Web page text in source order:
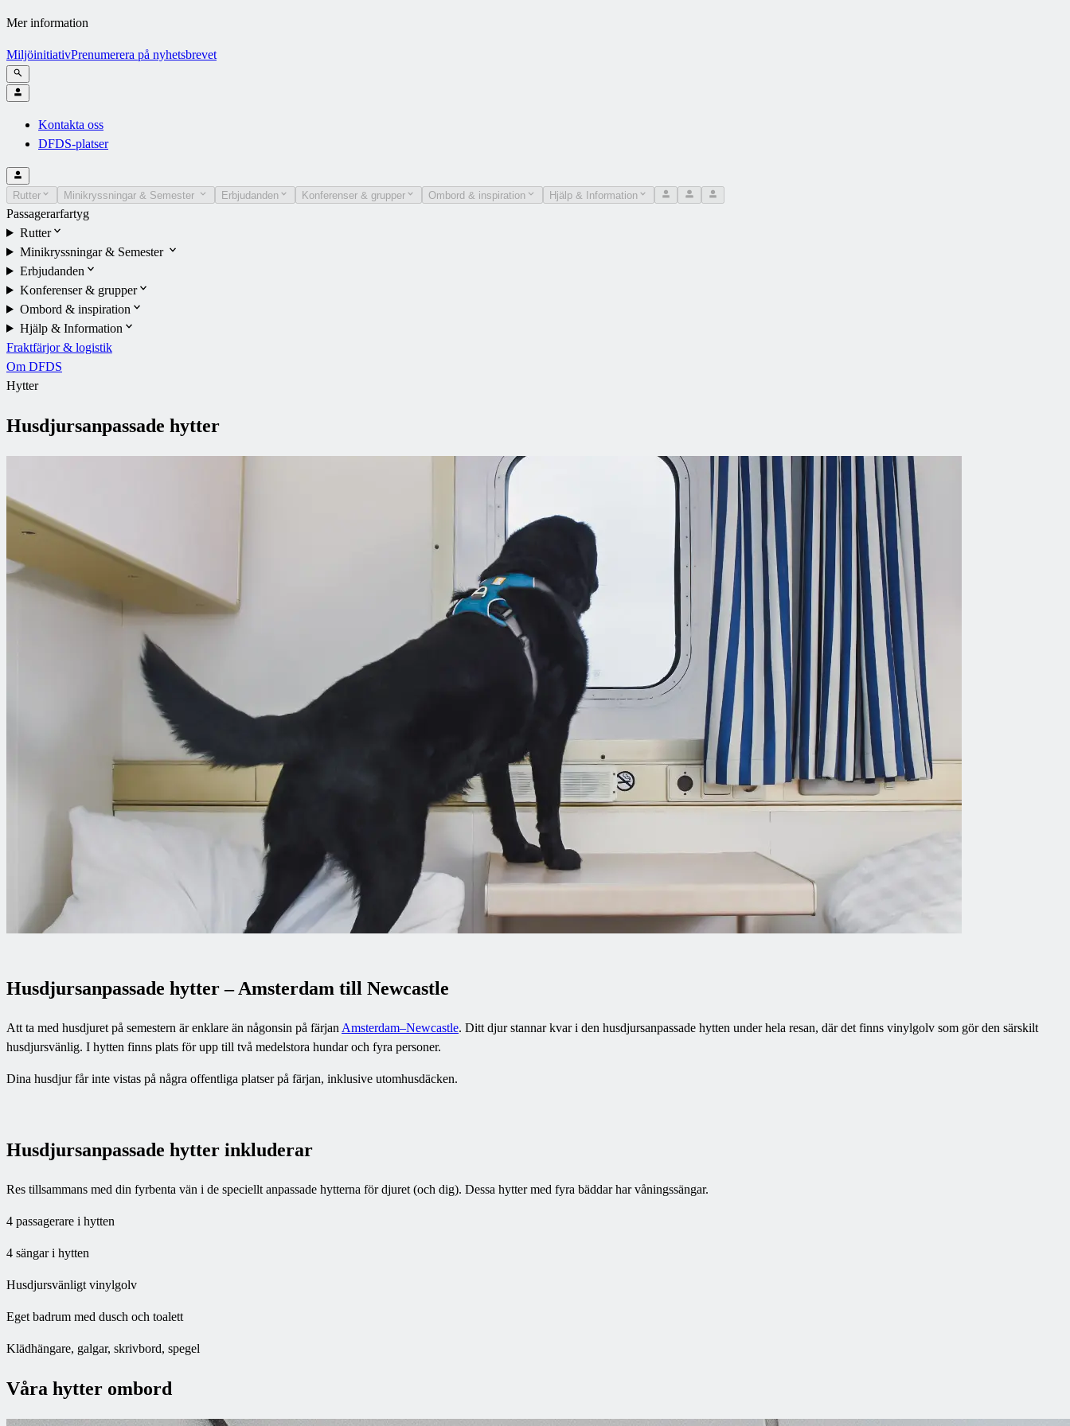
Mer information
MiljöinitiativPrenumerera på nyhetsbrevet
Kontakta oss
DFDS-platser
Rutter Minikryssningar & Semester Erbjudanden Konferenser & grupper Ombord & inspiration Hjälp & Information
Passagerarfartyg
Rutter
Minikryssningar & Semester
Erbjudanden
Konferenser & grupper
Ombord & inspiration
Hjälp & Information
Fraktfärjor & logistik
Om DFDS
Hytter
Husdjursanpassade hytter
Husdjursanpassade hytter – Amsterdam till Newcastle
Att ta med husdjuret på semestern är enklare än någonsin på färjan Amsterdam–Newcastle. Ditt djur stannar kvar i den husdjursanpassade hytten under hela resan, där det finns vinylgolv som gör den särskilt
husdjursvänlig. I hytten finns plats för upp till två medelstora hundar och fyra personer.
Dina husdjur får inte vistas på några offentliga platser på färjan, inklusive utomhusdäcken.
Husdjursanpassade hytter inkluderar
Res tillsammans med din fyrbenta vän i de speciellt anpassade hytterna för djuret (och dig). Dessa hytter med fyra bäddar har våningssängar.
4 passagerare i hytten
4 sängar i hytten
Husdjursvänligt vinylgolv
Eget badrum med dusch och toalett
Klädhängare, galgar, skrivbord, spegel
Våra hytter ombord